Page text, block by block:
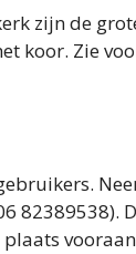
zijn de
koor. Zie